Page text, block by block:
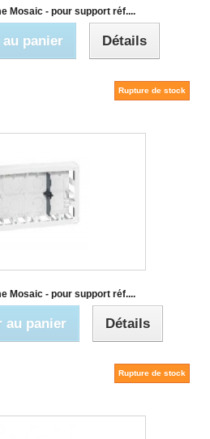
Mosaic - pour support réf....
panier Détails
Rupture de stock
Mosaic - pour support réf....
au panier Détails
Rupture de stock